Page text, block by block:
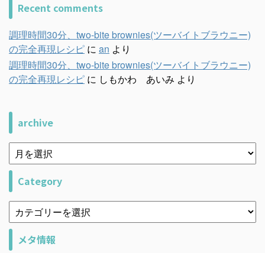
Recent comments
調理時間30分、two-bite brownies(ツーバイトブラウニー)
の完全再現レシピ に an より
調理時間30分、two-bite brownies(ツーバイトブラウニー)
の完全再現レシピ に しもかわ あいみ より
archive
Category
メタ情報